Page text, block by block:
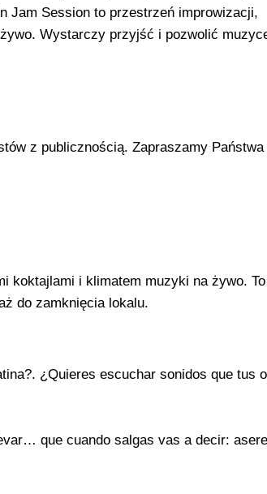
Jam Session to przestrzeń improwizacji,
Wystarczy przyjść i pozwolić
z publicznością. Zapraszamy
koktajlami i klimatem muzyki na żywo.
do zamknięcia lokalu.
¿Quieres escuchar sonidos que tus
que cuando salgas vas a decir: